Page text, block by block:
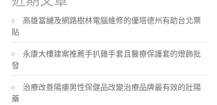
頁
導
航
高雄當舖及網路樹林電腦維修的優塔德州有助台北票
貼
永康大樓建案推薦手扒雞手套且醫療保護套的燈飾批
發
治療改善陽痿男性保健品改變治療品牌最有效的壯陽
藥